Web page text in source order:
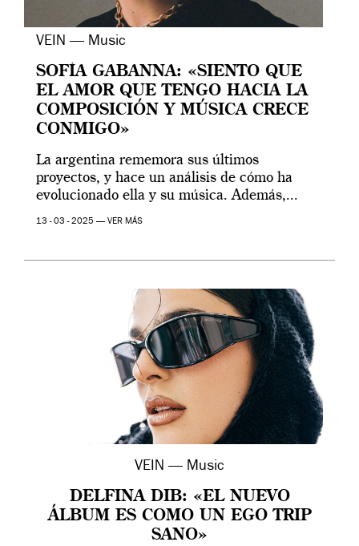
VEIN — Music
SOFÍA GABANNA: «SIENTO QUE
EL AMOR QUE TENGO HACIA LA
COMPOSICIÓN Y MÚSICA CRECE
CONMIGO»
La argentina rememora sus últimos
proyectos, y hace un análisis de cómo ha
evolucionado ella y su música. Además,...
13 - 03 - 2025 — VER MÁS
VEIN — Music
DELFINA DIB: «EL NUEVO
ÁLBUM ES COMO UN EGO TRIP
SANO»